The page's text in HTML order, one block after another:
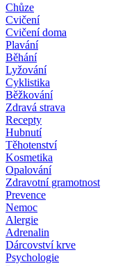
Chůze
Cvičení
Cvičení doma
Plavání
Běhání
Lyžování
Cyklistika
Běžkování
Zdravá strava
Recepty
Hubnutí
Těhotenství
Kosmetika
Opalování
Zdravotní gramotnost
Prevence
Nemoc
Alergie
Adrenalin
Dárcovství krve
Psychologie